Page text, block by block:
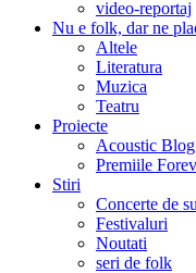
video-reportaj
Nu e folk, dar ne
Altele
Literatura
Muzica
Teatru
Proiecte
Acoustic
Premiile
Stiri
Concerte de
Festivaluri
Noutati
seri de folk